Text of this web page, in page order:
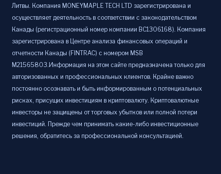
Литвы. Компания MONEYMAPLE TECH LTD зарегистрирована и
осуществляет деятельность в соответствии с законодательством
Канады (регистрационный номер компании BC1306168). Компания
зарегистрирована в Центре анализа финансовых операций и
отчетности Канады (FINTRAC) с номером MSB
M21565803.Информация на этом сайте предназначена только для
авторизованных и профессиональных клиентов. Крайне важно
постоянно осознавать и быть информированным о потенциальных
рисках, присущих инвестициям в криптовалюту. Криптовалютные
инвесторы не защищены от торговых убытков или полной потери
инвестиций. Прежде чем принимать какие-либо инвестиционные
решения, обратитесь за профессиональной консультацией.